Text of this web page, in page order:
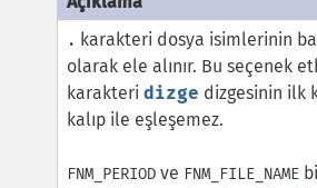
. karakteri dosya isimlerinin
olarak ele alınır. Bu seçenek
karakteridizge dizgesinin ilk
kalıp ile eşleşemez.
FNM_PERIOD ve FNM_FILE_NAME